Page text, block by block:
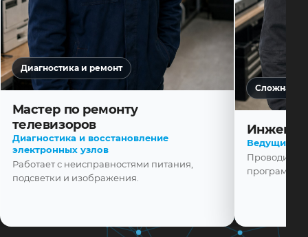
Диагностика и ремонт
Мастер по ремонту
телевизоров
Диагностика и восстановление
электронных узлов
Работает с неисправностями питания,
подсветки и изображения.
Сложная
Ведущий
Проводит